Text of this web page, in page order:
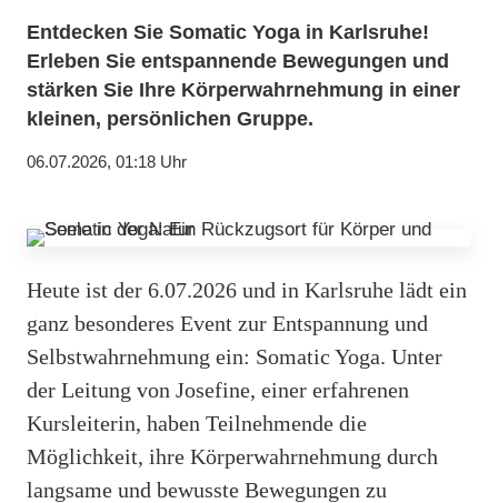
Entdecken Sie Somatic Yoga in Karlsruhe!
Erleben Sie entspannende Bewegungen und
stärken Sie Ihre Körperwahrnehmung in einer
kleinen, persönlichen Gruppe.
06.07.2026, 01:18 Uhr
Heute ist der 6.07.2026 und in Karlsruhe lädt ein
ganz besonderes Event zur Entspannung und
Selbstwahrnehmung ein: Somatic Yoga. Unter
der Leitung von Josefine, einer erfahrenen
Kursleiterin, haben Teilnehmende die
Möglichkeit, ihre Körperwahrnehmung durch
langsame und bewusste Bewegungen zu